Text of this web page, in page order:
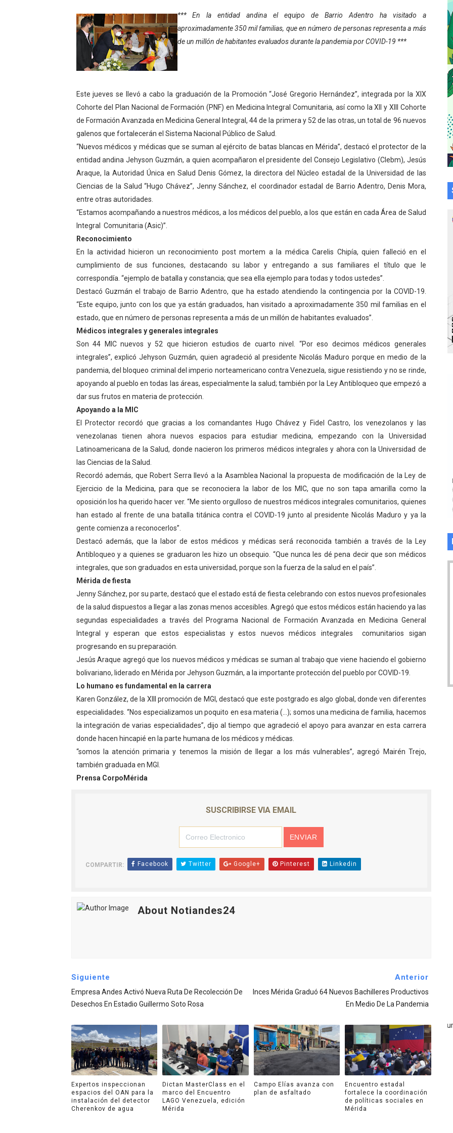
Gobierno bolivariano avanza en la transformación del hospital Sor Juana Inés
Niños merideños aprenden sobre gaita de tambora con Fundecem
Hospital universitario muestra sus avances en visita del Consejo Legislativo
Gobernación de Mérida fortalece el desarrollo productivo en Rangel
Corposalud inició talleres para aspirantes al curso de Emergencia Prehospitalaria
Fortalecen formación académica de médicos en proceso de ruralidad
Fortaleciendo la economía comunal en El Vigía con microcréditos a emprendedores y
Campo Elías consolida plan de bacheo en el sector La Montañita
Fundecem inició con éxito el taller vacacional de origami
El Lactario del Iahula celebra la Semana Mundial de la Lactancia Materna
Plan Vacacional "Venezuela Ríe 2026" brinda recreación y cultura a niños del
Iniciación al yoga reúne a diversos clubes deportivos de Zea en una enriquecedora
Mincomunas impulsa el autogobierno en Mérida con plan de actualización y atención
Expertos inspeccionan espacios del OAN para la instalación del detector Cherenkov
*** En la entidad andina el equipo de Barrio Adentro ha visitado a
aproximadamente 350 mil familias, que en número de personas representa a más
de un millón de habitantes evaluados durante la pandemia por COVID-19 ***
Este jueves se llevó a cabo la graduación de la Promoción “José Gregorio Hernández”, integrada por la XIX
Cohorte del Plan Nacional de Formación (PNF) en Medicina Integral Comunitaria, así como la XII y XIII Cohorte
de Formación Avanzada en Medicina General Integral, 44 de la primera y 52 de las otras, un total de 96 nuevos
galenos que fortalecerán el Sistema Nacional Público de Salud.
“Nuevos médicos y médicas que se suman al ejército de batas blancas en Mérida”, destacó el protector de la
entidad andina Jehyson Guzmán, a quien acompañaron el presidente del Consejo Legislativo (Clebm), Jesús
Araque, la Autoridad Única en Salud Denis Gómez, la directora del Núcleo estadal de la Universidad de las
Ciencias de la Salud “Hugo Chávez”, Jenny Sánchez, el coordinador estadal de Barrio Adentro, Denis Mora,
entre otras autoridades.
“Estamos acompañando a nuestros médicos, a los médicos del pueblo, a los que están en cada Área de Salud
Integral Comunitaria (Asic)”.
Reconocimiento
En la actividad hicieron un reconocimiento post mortem a la médica Carelis Chipía, quien falleció en el
cumplimiento de sus funciones, destacando su labor y entregando a sus familiares el título que le
correspondía. “ejemplo de batalla y constancia; que sea ella ejemplo para todas y todos ustedes”.
Destacó Guzmán el trabajo de Barrio Adentro, que ha estado atendiendo la contingencia por la COVID-19.
“Este equipo, junto con los que ya están graduados, han visitado a aproximadamente 350 mil familias en el
estado, que en número de personas representa a más de un millón de habitantes evaluados”.
Médicos integrales y generales integrales
Son 44 MIC nuevos y 52 que hicieron estudios de cuarto nivel. “Por eso decimos médicos generales
integrales”, explicó Jehyson Guzmán, quien agradeció al presidente Nicolás Maduro porque en medio de la
pandemia, del bloqueo criminal del imperio norteamericano contra Venezuela, sigue resistiendo y no se rinde,
apoyando al pueblo en todas las áreas, especialmente la salud; también por la Ley Antibloqueo que empezó a
dar sus frutos en materia de protección.
Apoyando a la MIC
El Protector recordó que gracias a los comandantes Hugo Chávez y Fidel Castro, los venezolanos y las
venezolanas tienen ahora nuevos espacios para estudiar medicina, empezando con la Universidad
Latinoamericana de la Salud, donde nacieron los primeros médicos integrales y ahora con la Universidad de
las Ciencias de la Salud.
Recordó además, que Robert Serra llevó a la Asamblea Nacional la propuesta de modificación de la Ley de
Ejercicio de la Medicina, para que se reconociera la labor de los MIC, que no son tapa amarilla como la
oposición los ha querido hacer ver. “Me siento orgulloso de nuestros médicos integrales comunitarios, quienes
han estado al frente de una batalla titánica contra el COVID-19 junto al presidente Nicolás Maduro y ya la
gente comienza a reconocerlos”.
Destacó además, que la labor de estos médicos y médicas será reconocida también a través de la Ley
Antibloqueo y a quienes se graduaron les hizo un obsequio. “Que nunca les dé pena decir que son médicos
integrales, que son graduados en esta universidad, porque son la fuerza de la salud en el país”.
Mérida de fiesta
Jenny Sánchez, por su parte, destacó que el estado está de fiesta celebrando con estos nuevos profesionales
de la salud dispuestos a llegar a las zonas menos accesibles. Agregó que estos médicos están haciendo ya las
segundas especialidades a través del Programa Nacional de Formación Avanzada en Medicina General
Integral y esperan que estos especialistas y estos nuevos médicos integrales comunitarios sigan
progresando en su preparación.
Jesús Araque agregó que los nuevos médicos y médicas se suman al trabajo que viene haciendo el gobierno
bolivariano, liderado en Mérida por Jehyson Guzmán, a la importante protección del pueblo por COVID-19.
Lo humano es fundamental en la carrera
Karen González, de la XIII promoción de MGI, destacó que este postgrado es algo global, donde ven diferentes
especialidades. “Nos especializamos un poquito en esa materia (…); somos una medicina de familia, hacemos
la integración de varias especialidades”, dijo al tiempo que agradeció el apoyo para avanzar en esta carrera
donde hacen hincapié en la parte humana de los médicos y médicas.
“somos la atención primaria y tenemos la misión de llegar a los más vulnerables”, agregó Mairén Trejo,
también graduada en MGI.
Prensa CorpoMérida
SUSCRIBIRSE VIA EMAIL
COMPARTIR: Facebook Twitter Google+ Pinterest Linkedin
About Notiandes24
Siguiente
Empresa Andes Activó Nueva Ruta De Recolección De
Desechos En Estadio Guillermo Soto Rosa
Anterior
Inces Mérida Graduó 64 Nuevos Bachilleres Productivos
En Medio De La Pandemia
Expertos inspeccionan
espacios del OAN para la
instalación del detector
Cherenkov de agua
Dictan MasterClass en el
marco del Encuentro
LAGO Venezuela, edición
Mérida
Campo Elías avanza con
plan de asfaltado
Encuentro estadal
fortalece la coordinación
de políticas sociales en
Mérida